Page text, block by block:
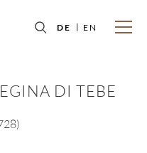
DE EN
DI TEBE